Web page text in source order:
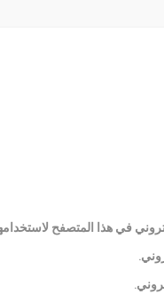
في هذا المتصفح